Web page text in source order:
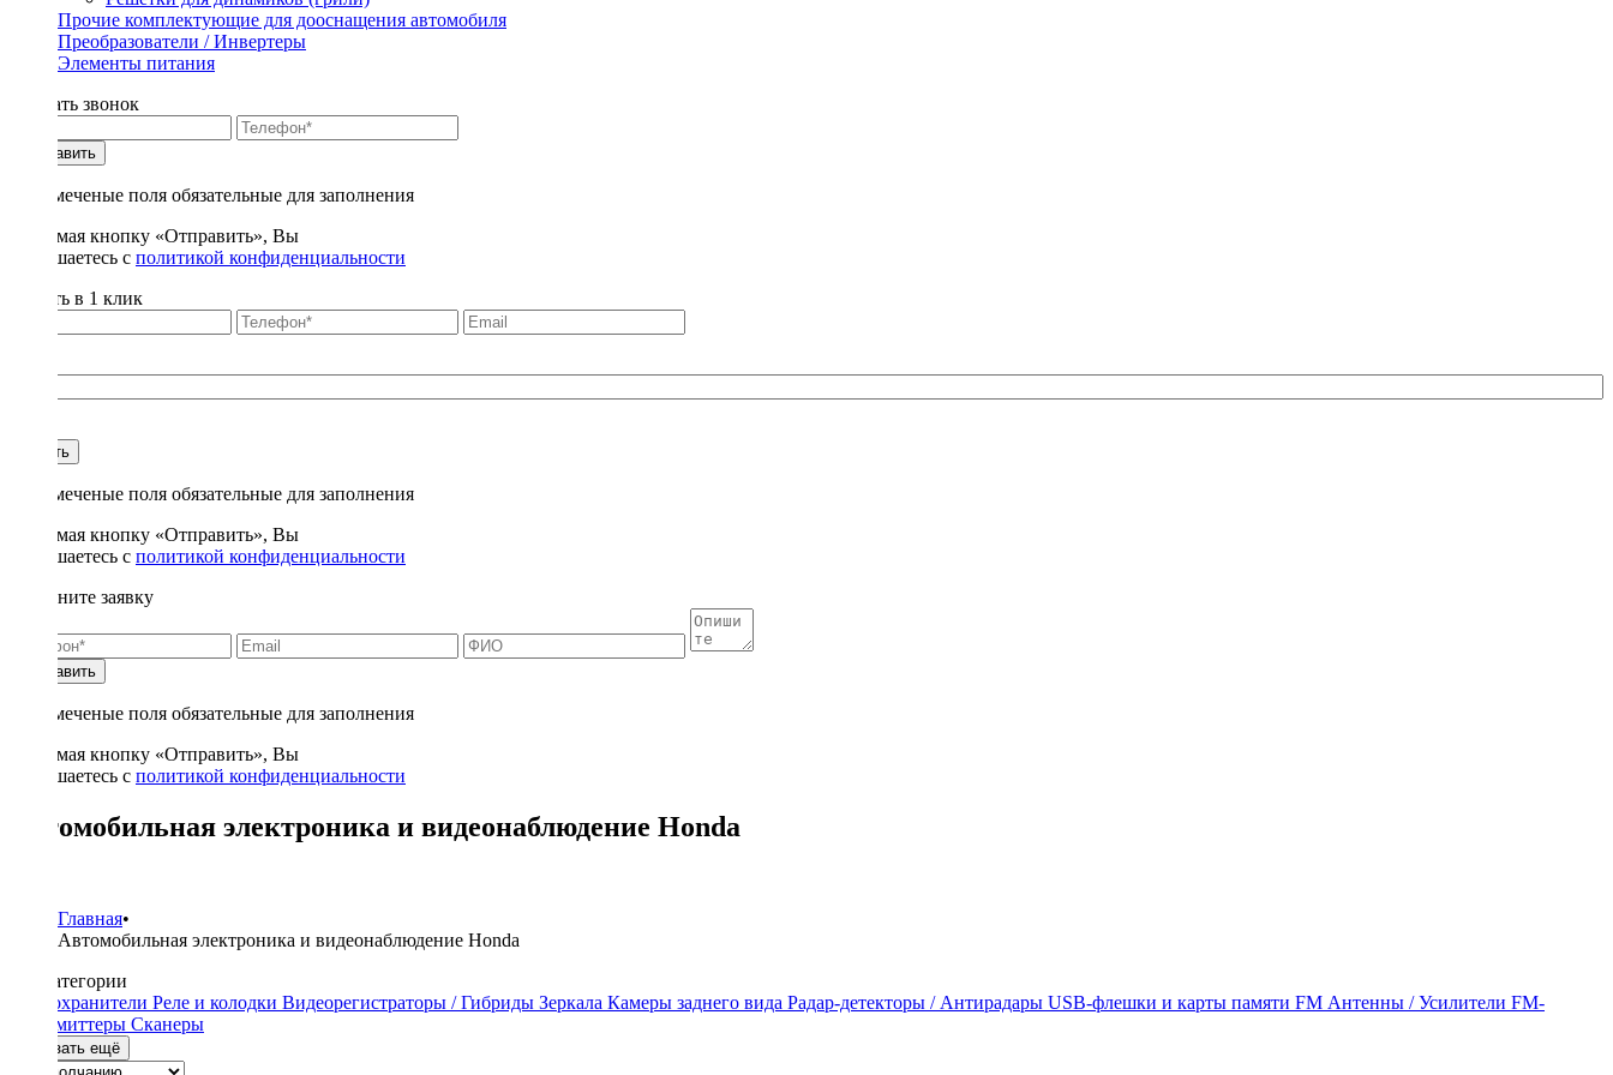
Прочие комплектующие для дооснащения автомобиля
Преобразователи / Инвертеры
Элементы питания
Заказать звонок
Отправить
* - отмеченые поля обязательные для заполнения
Нажимая кнопку «Отправить», Вы
соглашаетесь с политикой конфиденциальности
Купить в 1 клик
Купить
* - отмеченые поля обязательные для заполнения
Нажимая кнопку «Отправить», Вы
соглашаетесь с политикой конфиденциальности
Заполните заявку
Отправить
* - отмеченые поля обязательные для заполнения
Нажимая кнопку «Отправить», Вы
соглашаетесь с политикой конфиденциальности
Автомобильная электроника и видеонаблюдение Honda
Главная•
Автомобильная электроника и видеонаблюдение Honda
Подкатегории
Предохранители Реле и колодки Видеорегистраторы / Гибриды Зеркала Камеры заднего вида Радар-детекторы / Антирадары USB-флешки и карты памяти FM Антенны / Усилители FM-
трансмиттеры Сканеры
Показать ещё